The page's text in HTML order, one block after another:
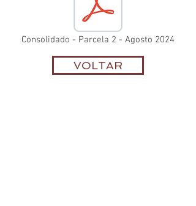
Consolidado - Parcela 2 - Agosto 2024
VOLTAR